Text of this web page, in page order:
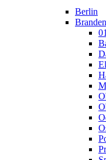
Berlin